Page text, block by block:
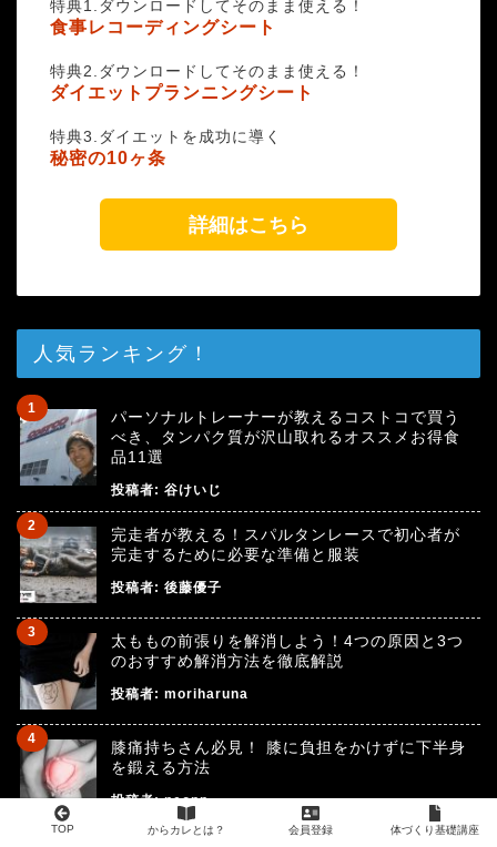
特典1.ダウンロードしてそのまま使える！
食事レコーディングシート
特典2.ダウンロードしてそのまま使える！
ダイエットプランニングシート
特典3.ダイエットを成功に導く
秘密の10ヶ条
詳細はこちら
人気ランキング！
パーソナルトレーナーが教えるコストコで買う
べき、タンパク質が沢山取れるオススメお得食
品11選
投稿者: 谷けいじ
完走者が教える！スパルタンレースで初心者が
完走するために必要な準備と服装
投稿者: 後藤優子
太ももの前張りを解消しよう！4つの原因と3つ
のおすすめ解消方法を徹底解説
投稿者: moriharuna
膝痛持ちさん必見！ 膝に負担をかけずに下半身
を鍛える方法
投稿者:neopp
TOP からカレとは？ 会員登録 体づくり基礎講座